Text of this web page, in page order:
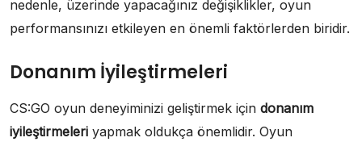
nedenle, üzerinde yapacağınız değişiklikler, oyun
performansınızı etkileyen en önemli faktörlerden biridir.
Donanım İyileştirmeleri
CS:GO oyun deneyiminizi geliştirmek için donanım
iyileştirmeleri yapmak oldukça önemlidir. Oyun